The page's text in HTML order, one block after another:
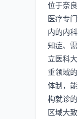
位于奈
医疗专
内的内
知症、
立医科
重领域
体制，
构就诊
区域大